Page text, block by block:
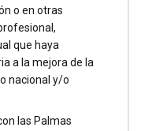
o en otras
que haya
a la mejora de la
nacional y/o
las Palmas